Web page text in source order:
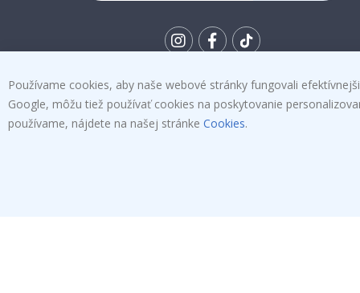
To
k
Používame cookies, aby naše webové stránky fungovali
Google, môžu tiež používať cookies na poskytovanie
používame, nájdete na našej stránke Cookies.